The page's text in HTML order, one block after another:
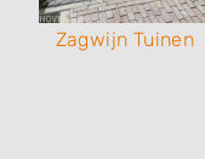
Zagwijn Tuinen